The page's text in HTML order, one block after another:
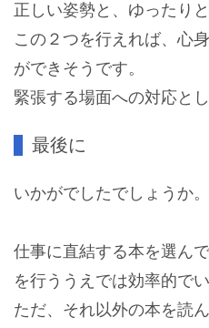
正しい姿勢と、ゆったりと
この２つを行えれば、心
ができそうです。
緊張する場面への対応と
最後に
いかがでしたでしょうか。
仕事に直結する本を選ん
を行ううえでは効率的で
ただ、それ以外の本を読